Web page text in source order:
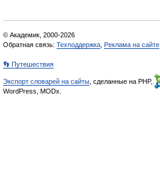
© Академик, 2000-2026
Обратная связь: Техподдержка Реклама на сайте
👣 Путешествия
Экспорт словарей на сайты , сделанные на PHP,
WordPress, MODx.